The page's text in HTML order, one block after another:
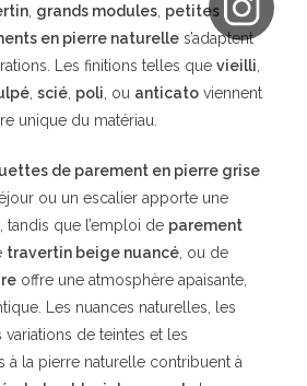
grands modules petites
en pierre naturelle s’adaptent
Les finitions telles que vieilli
scié poli , ou anticato viennent
unique du matériau.
de parement en pierre grise
ou un escalier apporte une
tandis que l’emploi de parement
travertin beige nuancé , ou de
offre une atmosphère apaisante,
Les nuances naturelles, les
de teintes et les
à la pierre naturelle contribuent à